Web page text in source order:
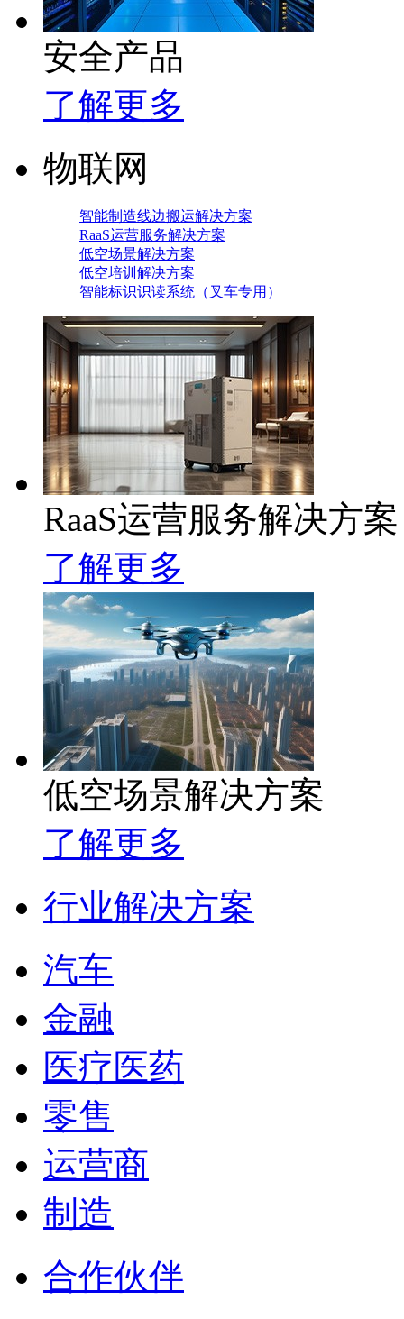
安全产品
了解更多
物联网
智能制造线边搬运解决方案
RaaS运营服务解决方案
低空场景解决方案
低空培训解决方案
智能标识识读系统（叉车专用）
RaaS运营服务解决方案
了解更多
低空场景解决方案
了解更多
行业解决方案
汽车
金融
医疗医药
零售
运营商
制造
合作伙伴